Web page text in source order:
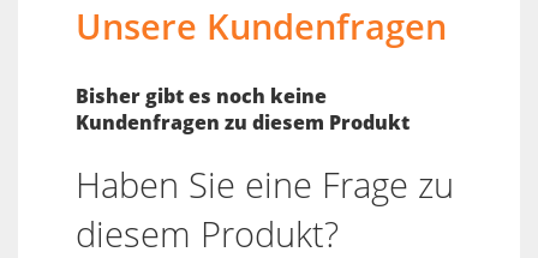
Unsere Kundenfragen
Bisher gibt es noch keine
Kundenfragen zu diesem Produkt
Haben Sie eine Frage zu
diesem Produkt?